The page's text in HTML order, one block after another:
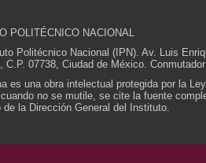
POLITÉCNICO NACIONAL
Politécnico Nacional (IPN). Av. Luis
C.P. 07738, Ciudad de México.
es una obra intelectual protegida por la
no se mutile, se cite la fuente
de la Dirección General del Instituto.